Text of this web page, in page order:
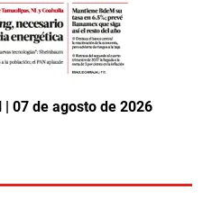
07 de agosto de 2026